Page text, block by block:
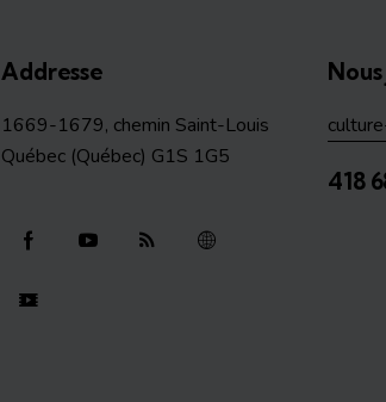
Addresse
1669-1679, chemin Saint-Louis
Québec (Québec) G1S 1G5
418